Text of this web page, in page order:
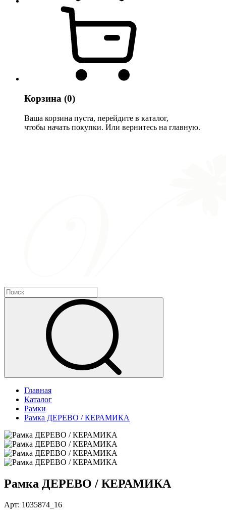
Корзина (0)
Ваша корзина пуста, перейдите в каталог,
чтобы начать покупки. Или вернитесь на главную.
Главная
Каталог
Рамки
Рамка ДЕРЕВО / КЕРАМИКА
Рамка ДЕРЕВО / КЕРАМИКА
Арт: 1035874_16